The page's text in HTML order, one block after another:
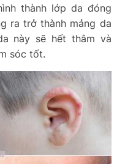
thành lớp da đóng
ra trở thành mảng da
này sẽ hết thâm và
sóc tốt.